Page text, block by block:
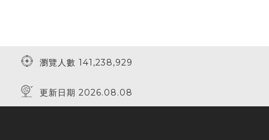
瀏覽人數 141,238,929
更新日期 2026.08.08